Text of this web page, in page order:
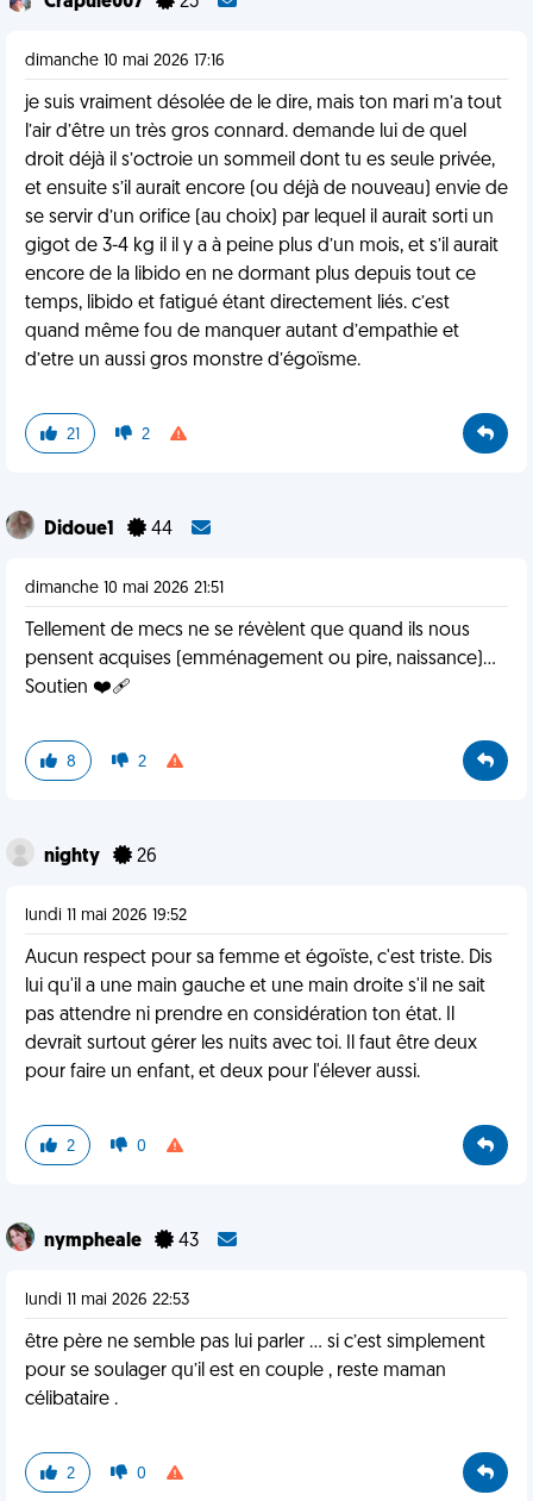
dimanche 10 mai 2026 17:16
je suis vraiment désolée de le dire, mais ton mari m’a tout
l’air d’être un très gros connard. demande lui de quel
droit déjà il s’octroie un sommeil dont tu es seule privée,
et ensuite s’il aurait encore (ou déjà de nouveau) envie de
se servir d’un orifice (au choix) par lequel il aurait sorti un
gigot de 3-4 kg il il y a à peine plus d’un mois, et s’il aurait
encore de la libido en ne dormant plus depuis tout ce
temps, libido et fatigué étant directement liés. c’est
quand même fou de manquer autant d’empathie et
d’etre un aussi gros monstre d’égoïsme.
21 2
Didoue1 44
dimanche 10 mai 2026 21:51
Tellement de mecs ne se révèlent que quand ils nous
pensent acquises (emménagement ou pire, naissance)...
Soutien ❤️‍🩹
8 2
nighty 26
lundi 11 mai 2026 19:52
Aucun respect pour sa femme et égoïste, c'est triste. Dis
lui qu'il a une main gauche et une main droite s'il ne sait
pas attendre ni prendre en considération ton état. Il
devrait surtout gérer les nuits avec toi. Il faut être deux
pour faire un enfant, et deux pour l'élever aussi.
2 0
nympheale 43
lundi 11 mai 2026 22:53
être père ne semble pas lui parler … si c’est simplement
pour se soulager qu’il est en couple , reste maman
célibataire .
2 0